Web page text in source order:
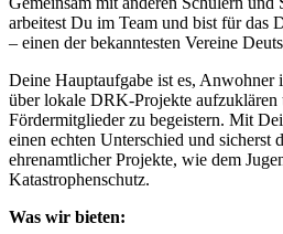
arbeitest Du im Team und bist für das
– einen der bekanntesten Vereine
Deine Hauptaufgabe ist es, Anwohner
über lokale DRK-Projekte aufzuklären
Fördermitglieder zu begeistern. Mit
einen echten Unterschied und sicherst
ehrenamtlicher Projekte, wie dem
Katastrophenschutz.
Was wir bieten: